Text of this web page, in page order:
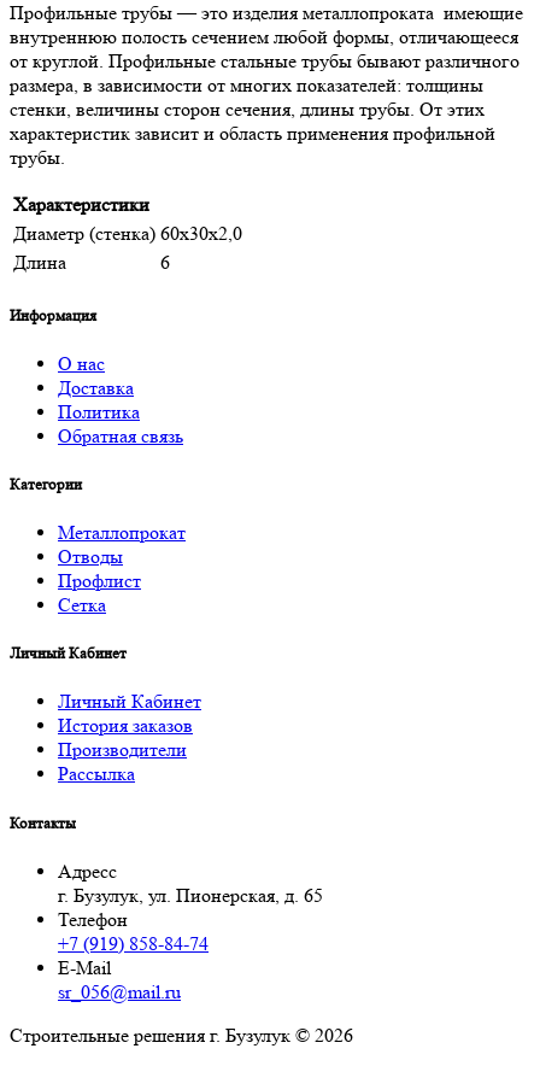
Профильные трубы — это изделия металлопроката имеющие
внутреннюю полость сечением любой формы, отличающееся
от круглой. Профильные стальные трубы бывают различного
размера, в зависимости от многих показателей: толщины
стенки, величины сторон сечения, длины трубы. От этих
характеристик зависит и область применения профильной
трубы.
Характеристики
Диаметр (стенка) 60х30х2,0
Длина
6
Информация
О нас
Доставка
Политика
Обратная связь
Категории
Металлопрокат
Отводы
Профлист
Сетка
Личный Кабинет
Личный Кабинет
История заказов
Производители
Рассылка
Контакты
Адресс
г. Бузулук, ул. Пионерская, д. 65
Телефон
+7 (919) 858-84-74
E-Mail
sr_056@mail.ru
Строительные решения г. Бузулук © 2026